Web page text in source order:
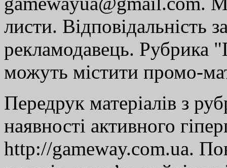
листи. Відповідальність
рекламодавець. Рубрика
можуть містити промо-
Передрук матеріалів з
наявності активного
http://gameway.com.ua.